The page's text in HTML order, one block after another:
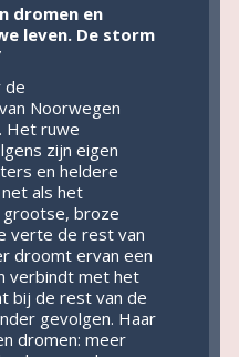
dromen en
leven. De storm
de
Noorwegen
Het ruwe
zijn eigen
en heldere
als het
grootse, broze
verte de rest van
droomt ervan een
verbindt met het
bij de rest van de
gevolgen. Haar
dromen: meer